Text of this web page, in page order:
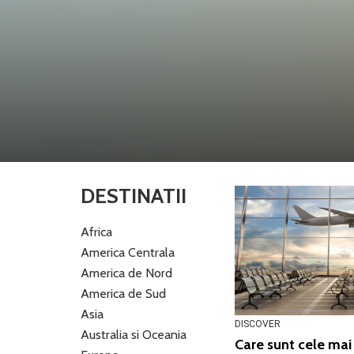
DESTINATII
Africa
America Centrala
America de Nord
America de Sud
Asia
Australia si Oceania
DISCOVER
Care sunt cele